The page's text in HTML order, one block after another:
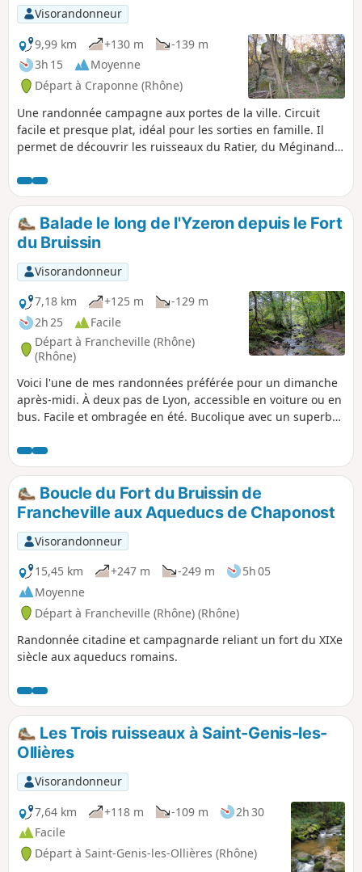
Visorandonneur
9,99 km
+130 m
-139 m
3h 15
Moyenne
Départ à Craponne (Rhône)
Une randonnée campagne aux portes de la ville. Circuit
facile et presque plat, idéal pour les sorties en famille. Il
permet de découvrir les ruisseaux du Ratier, du Méginand
Lyonnais. Il propose également une animation "Jeux de
regards" le long du Ribes.
Balade le long de l'Yzeron depuis le Fort
du Bruissin
Visorandonneur
7,18 km
+125 m
-129 m
2h 25
Facile
Départ à Francheville (Rhône)
(Rhône)
Voici l'une de mes randonnées préférée pour un dimanche
après-midi. À deux pas de Lyon, accessible en voiture ou en
bus. Facile et ombragée en été. Bucolique avec un superbe
paradis aux portes de la ville !
Boucle du Fort du Bruissin de
Francheville aux Aqueducs de Chaponost
Visorandonneur
15,45 km
+247 m -249 m
5h 05
Moyenne
Départ à Francheville (Rhône) (Rhône)
Randonnée citadine et campagnarde reliant un fort du XIXe
siècle aux aqueducs romains.
Les Trois ruisseaux à Saint-Genis-les-
Ollières
Visorandonneur
7,64 km
+118 m -109 m
2h 30
Facile
Départ à Saint-Genis-les-Ollières (Rhône)